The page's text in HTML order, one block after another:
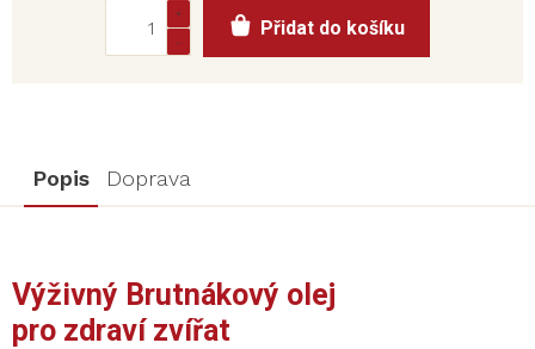
cena:
Přidat do košíku
Popis Doprava
Výživný Brutnákový olej
pro zdraví zvířat